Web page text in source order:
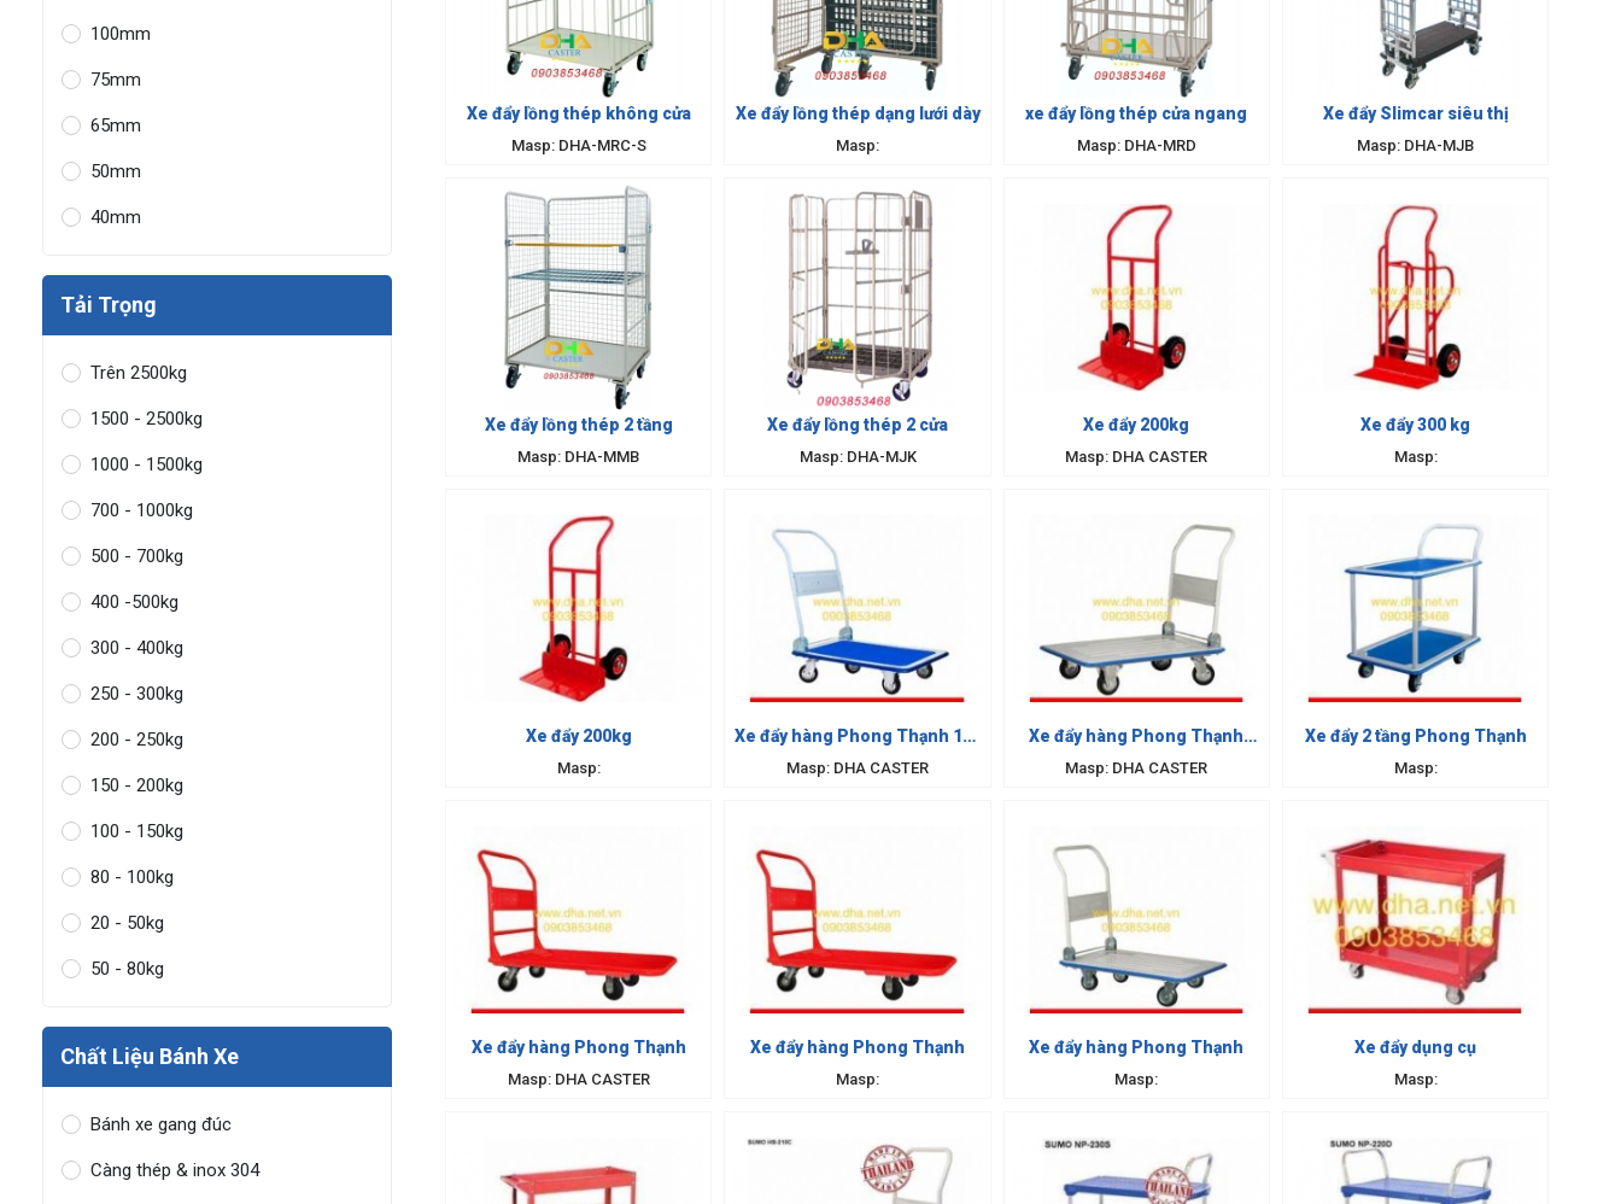
100mm
75mm
65mm
50mm
40mm
Tải Trọng
Trên 2500kg
1500 - 2500kg
1000 - 1500kg
700 - 1000kg
500 - 700kg
400 -500kg
300 - 400kg
250 - 300kg
200 - 250kg
150 - 200kg
100 - 150kg
80 - 100kg
20 - 50kg
50 - 80kg
Chất Liệu Bánh Xe
Bánh xe gang đúc
Càng thép & inox 304
Xe đẩy lồng thép không cửa
Masp: DHA-MRC-S
Xe đẩy lồng thép dạng lưới dày
Masp:
xe đẩy lồng thép cửa ngang
Masp: DHA-MRD
Xe đẩy Slimcar siêu thị
Masp: DHA-MJB
Xe đẩy lồng thép 2 tầng
Masp: DHA-MMB
Xe đẩy lồng thép 2 cửa
Masp: DHA-MJK
Xe đẩy 200kg
Masp: DHA CASTER
Xe đẩy 300 kg
Masp:
Xe đẩy 200kg
Masp:
Xe đẩy hàng Phong Thạnh 150
Masp: DHA CASTER
Xe đẩy hàng Phong Thạnh
Masp: DHA CASTER
Xe đẩy 2 tầng Phong Thạnh
Masp:
Xe đẩy hàng Phong Thạnh
Masp: DHA CASTER
Xe đẩy hàng Phong Thạnh
Masp:
Xe đẩy hàng Phong Thạnh
Masp:
Xe đẩy dụng cụ
Masp: